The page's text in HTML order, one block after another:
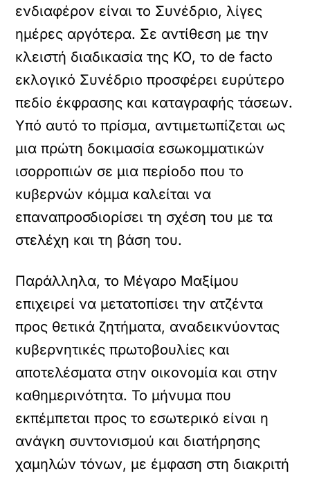
ενδιαφέρον είναι το Συνέδριο, λίγες
ημέρες αργότερα. Σε αντίθεση με την
κλειστή διαδικασία της ΚΟ, το de facto
εκλογικό Συνέδριο προσφέρει ευρύτερο
πεδίο έκφρασης και καταγραφής τάσεων.
Υπό αυτό το πρίσμα, αντιμετωπίζεται ως
μια πρώτη δοκιμασία εσωκομματικών
ισορροπιών σε μια περίοδο που το
κυβερνών κόμμα καλείται να
επαναπροσδιορίσει τη σχέση του με τα
στελέχη και τη βάση του.
Παράλληλα, το Μέγαρο Μαξίμου
επιχειρεί να μετατοπίσει την ατζέντα
προς θετικά ζητήματα, αναδεικνύοντας
κυβερνητικές πρωτοβουλίες και
αποτελέσματα στην οικονομία και στην
καθημερινότητα. Το μήνυμα που
εκπέμπεται προς το εσωτερικό είναι η
ανάγκη συντονισμού και διατήρησης
χαμηλών τόνων, με έμφαση στη διακριτή